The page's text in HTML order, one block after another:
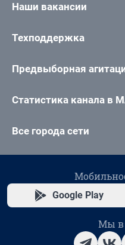
Наши вакансии
Техподдержка
Предвыборная
Статистика канала в
Все города сети
Google Play
Мы в